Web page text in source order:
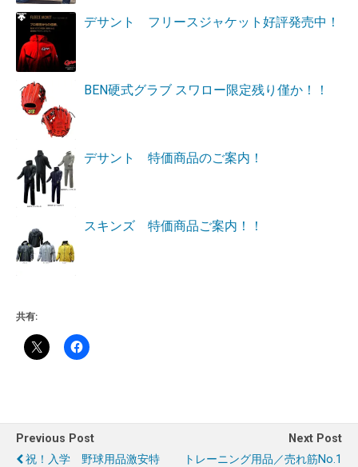
デサント フリースジャケット好評発売中！
BEN硬式グラブ スワロー限定残り僅か！！
デサント 特価商品のご案内！
スキンズ 特価商品ご案内！！
共有:
Previous Post
祝！入学 野球用品激安特
Next Post
トレーニング用品／売れ筋No.1